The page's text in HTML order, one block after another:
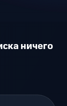
ничего